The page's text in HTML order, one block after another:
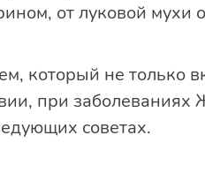
от луковой мухи
который не только
при заболеваниях
советах.